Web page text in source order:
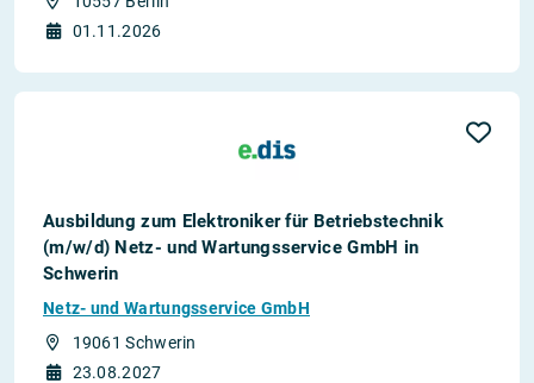
01.11.2026
Ausbildung zum Elektroniker für Betriebstechnik
(m/w/d) Netz- und Wartungsservice GmbH in
Schwerin
Netz- und Wartungsservice GmbH
19061 Schwerin
23.08.2027